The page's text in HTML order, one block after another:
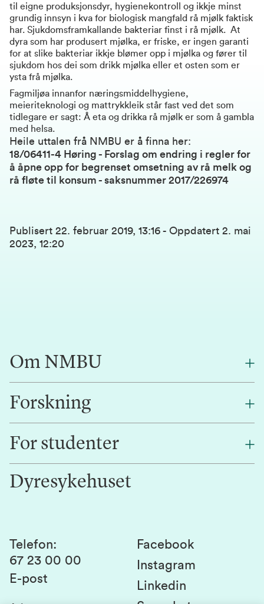
til eigne produksjonsdyr, hygienekontroll og ikkje minst
grundig innsyn i kva for biologisk mangfald rå mjølk faktisk
har. Sjukdomsframkallande bakteriar finst i rå mjølk. At
dyra som har produsert mjølka, er friske, er ingen garanti
for at slike bakteriar ikkje blømer opp i mjølka og fører til
sjukdom hos dei som drikk mjølka eller et osten som er
ysta frå mjølka.
Fagmiljøa innanfor næringsmiddelhygiene,
meieriteknologi og mattrykkleik står fast ved det som
tidlegare er sagt: Å eta og drikka rå mjølk er som å gambla
med helsa.
Heile uttalen frå NMBU er å finna her:
18/06411-4 Høring - Forslag om endring i regler for
å åpne opp for begrenset omsetning av rå melk og
rå fløte til konsum - saksnummer 2017/226974
Publisert 22. februar 2019, 13:16 - Oppdatert 2. mai
2023, 12:20
Om NMBU
Om oss
Alumni
Kontakt oss
Forskning
Forskning
Innovasjon
For studenter
Studentlivet
Studier og emner
Studenttinget
Dyresykehuset
Telefon:
67 23 00 00
E-post
Facebook
Instagram
Linkedin